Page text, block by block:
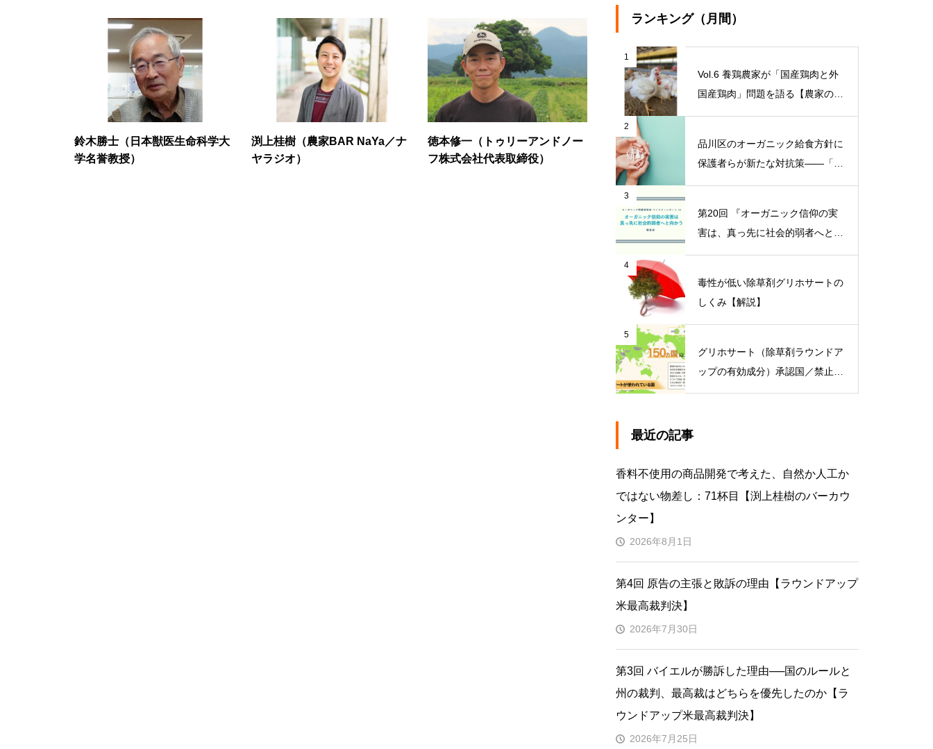
鈴木勝士（日本獣医生命科学大
学名誉教授）
渕上桂樹（農家BAR NaYa／ナ
ヤラジオ）
徳本修一（トゥリーアンドノー
フ株式会社代表取締役）
ランキング（月間）
1
Vol.6 養鶏農家が「国産鶏肉と外
国産鶏肉」問題を語る【農家の本
音 〇〇（問題）を語る】
2
品川区のオーガニック給食方針に
保護者らが新たな対抗策——「品
川区の給食を考える会」がオープ
3
第20回 『オーガニック信仰の実
害は、真っ先に社会的弱者へと向
かう』【オーガニック問題研究会
4
毒性が低い除草剤グリホサートの
しくみ【解説】
5
グリホサート（除草剤ラウンドア
ップの有効成分）承認国／禁止国
一覧
最近の記事
香料不使用の商品開発で考えた、自然か人工か
ではない物差し：71杯目【渕上桂樹のバーカウ
ンター】
2026年8月1日
第4回 原告の主張と敗訴の理由【ラウンドアップ
米最高裁判決】
2026年7月30日
第3回 バイエルが勝訴した理由──国のルールと
州の裁判、最高裁はどちらを優先したのか【ラ
ウンドアップ米最高裁判決】
2026年7月25日